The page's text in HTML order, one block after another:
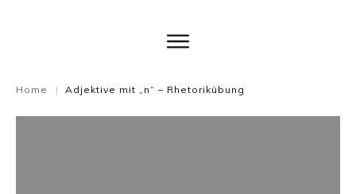
Home | Adjektive mit „n“ – Rhetorikübung